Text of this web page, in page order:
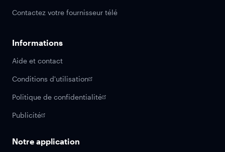
Contactez votre fournisseur télé
Informations
Aide et contact
Conditions d'utilisation
Politique de confidentialité
Publicité
Notre application